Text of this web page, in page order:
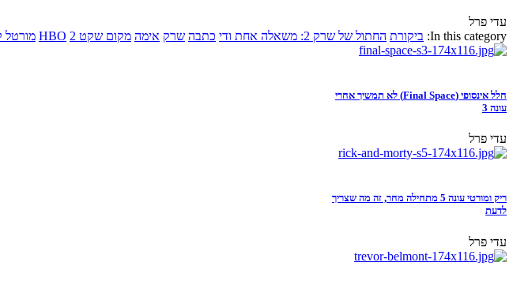
עדי פרל
In this category: ביקורת החתול של שרק 2: משאלה אחת ודי כתבה שרק אימה מקום שקט 2 HBO מורטל
חלל אינסופי (Final Space) לא תמשיך אחרי
עונה 3
עדי פרל
ריק ומורטי עונה 5 מתחילה מחר, זה מה שצריך
לדעת
עדי פרל